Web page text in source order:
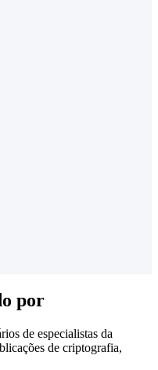
por
de especialistas da
de criptografia,